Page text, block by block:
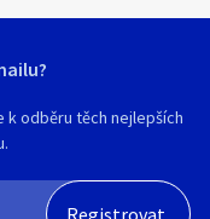
odběru těch nejlepších